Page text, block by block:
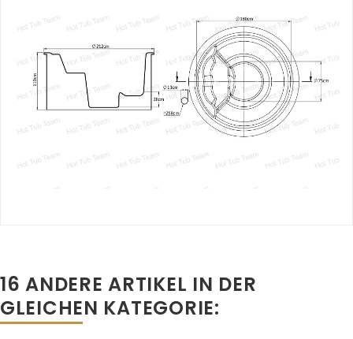
16 ANDERE ARTIKEL IN DER
GLEICHEN KATEGORIE: